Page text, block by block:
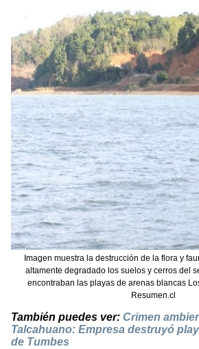
Imagen muestra la destrucción de la flora y
altamente degradado los suelos y cerros del
encontraban las playas de arenas blancas
Resumen.cl
También puedes ver: Crimen
Talcahuano: Empresa destruyó
de Tumbes